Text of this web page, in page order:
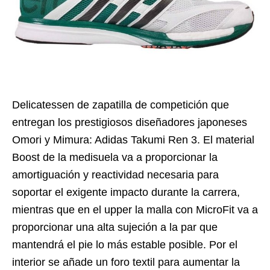
Delicatessen de zapatilla de competición que
entregan los prestigiosos diseñadores japoneses
Omori y Mimura: Adidas Takumi Ren 3. El material
Boost de la medisuela va a proporcionar la
amortiguación y reactividad necesaria para
soportar el exigente impacto durante la carrera,
mientras que en el upper la malla con MicroFit va a
proporcionar una alta sujeción a la par que
mantendrá el pie lo más estable posible. Por el
interior se añade un foro textil para aumentar la